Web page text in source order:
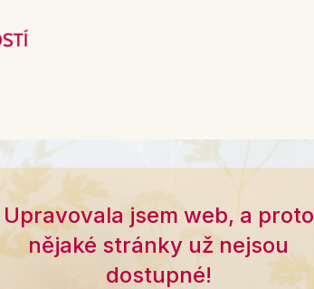
Upravovala jsem web, a proto
nějaké stránky už nejsou
dostupné!